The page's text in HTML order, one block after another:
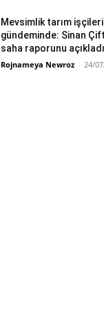
Mevsimlik tarım
gündeminde: Sinan
saha raporunu açıkladı
Rojnameya Newroz - 24/